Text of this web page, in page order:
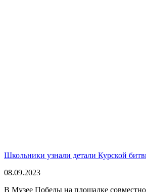
Школьники узнали детали Курской
08.09.2023
В Музее Победы на площадке